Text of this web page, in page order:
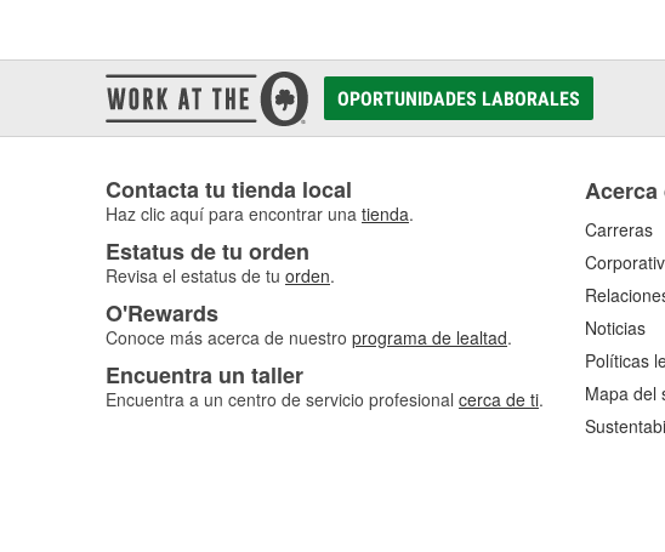
OPORTUNIDADES LABORALES
Contacta tu tienda local
Haz clic aquí para encontrar una tienda.
Estatus de tu orden
Revisa el estatus de tu orden.
O'Rewards
Conoce más acerca de nuestro programa de lealtad.
Encuentra un taller
Encuentra a un centro de servicio profesional cerca de ti.
Carreras
Noticias
Políticas
Mapa del